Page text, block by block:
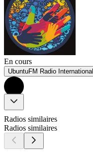
En cours
UbuntuFM Radio International
Radios similaires
Radios similaires